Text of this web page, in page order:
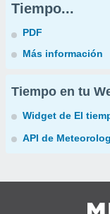
Tiempo...
PDF
Más información
Tiempo en tu
Widget de El
API de